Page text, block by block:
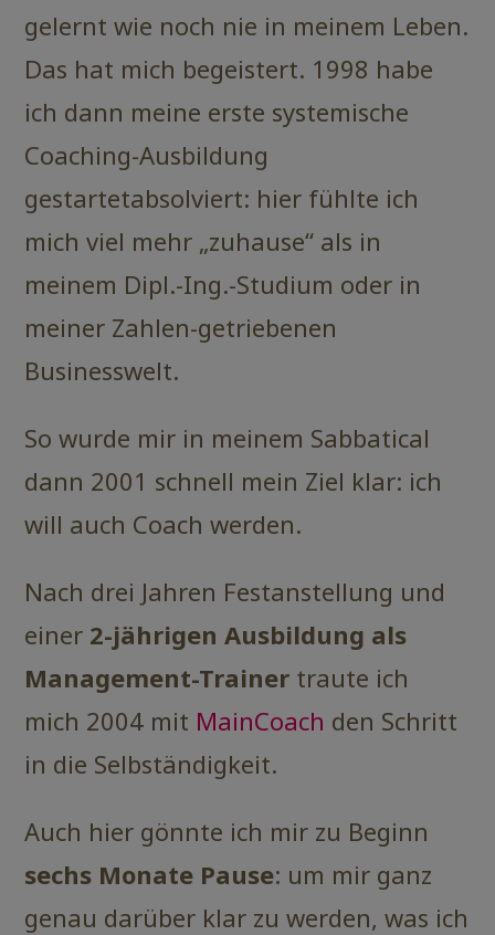
gelernt wie noch nie in meinem Leben.
Das hat mich begeistert. 1998 habe
ich dann meine erste systemische
Coaching-Ausbildung
gestartetabsolviert: hier fühlte ich
mich viel mehr „zuhause“ als in
meinem Dipl.-Ing.-Studium oder in
meiner Zahlen-getriebenen
Businesswelt.
So wurde mir in meinem Sabbatical
dann 2001 schnell mein Ziel klar: ich
will auch Coach werden.
Nach drei Jahren Festanstellung und
einer 2-jährigen Ausbildung als
Management-Trainer traute ich
mich 2004 mit MainCoach den Schritt
in die Selbständigkeit.
Auch hier gönnte ich mir zu Beginn
sechs Monate Pause: um mir ganz
genau darüber klar zu werden, was ich